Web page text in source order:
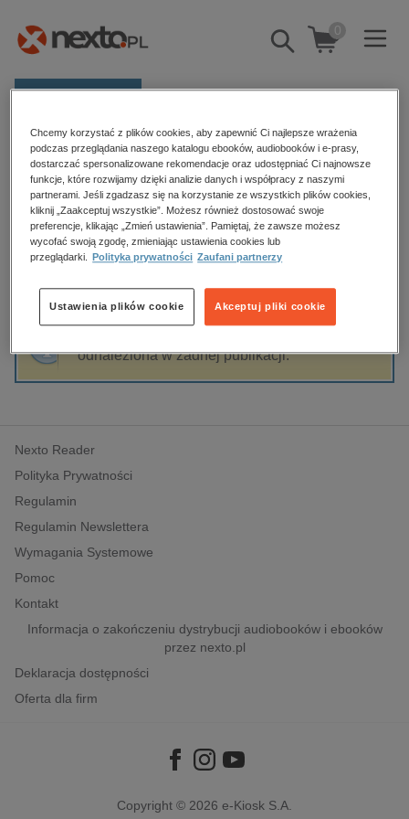
Pokaż/schowaj
wyszukiwarkę
0
Kategorie
Zobacz wszystkie E-prasa
budownictwo, aranżacja wnętrz
biznesowe, branżowe, gospodarka
dzienniki
edukacja
hobby, sport, rozrywka
komputery, internet, technologie, informatyka
polityka, społeczno-informacyjne
psychologiczne
inne
popularno-naukowe
historia
Strona główna Tomasz Słomczyński
Tomasz Słomczyński
Sortowanie Filtrowanie
odnaleziona w żadnej publikacji.
Nexto Reader
Polityka Prywatności
Regulamin
Regulamin Newslettera
Wymagania Systemowe
Pomoc
Kontakt
Informacja o zakończeniu dystrybucji audiobooków i ebooków
przez nexto.pl
Deklaracja dostępności
Oferta dla firm
Copyright © 2026 e-Kiosk S.A.
Chcemy korzystać z plików cookies, aby zapewnić Ci najlepsze wrażenia
podczas przeglądania naszego katalogu ebooków, audiobooków i e-prasy,
dostarczać spersonalizowane rekomendacje oraz udostępniać Ci najnowsze
funkcje, które rozwijamy dzięki analizie danych i współpracy z naszymi
partnerami. Jeśli zgadzasz się na korzystanie ze wszystkich plików cookies,
kliknij „Zaakceptuj wszystkie”. Możesz również dostosować swoje
preferencje, klikając „Zmień ustawienia”. Pamiętaj, że zawsze możesz
wycofać swoją zgodę, zmieniając ustawienia cookies lub
przeglądarki.
Polityka prywatności Zaufani partnerzy
Akceptuj pliki cookie
Ustawienia plików cookie